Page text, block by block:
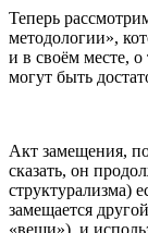
Теперь
методологии»,
и в своём месте,
могут быть
Акт замещения,
сказать, он
структурализма)
замещается